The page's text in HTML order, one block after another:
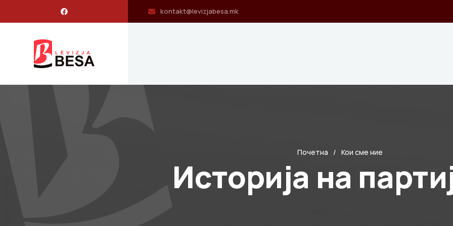
kontakt@levizjabesa.mk
Почетна Кои сме ние
Историја на